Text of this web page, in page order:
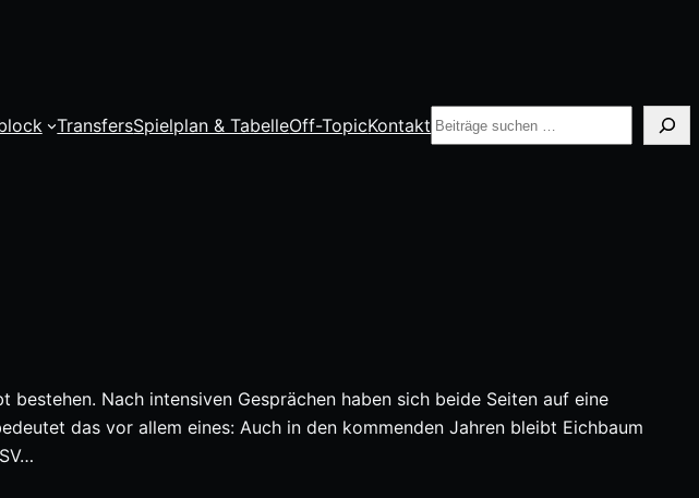
TransfersSpielplan & TabelleOff-TopicKontakt Suche
Nach intensiven Gesprächen haben sich beide Seiten auf eine
das vor allem eines: Auch in den kommenden Jahren bleibt Eichbaum